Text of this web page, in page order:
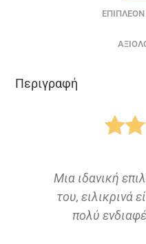
Περιγραφή
Mια ιδανική
του, ειλικρινά
πολύ